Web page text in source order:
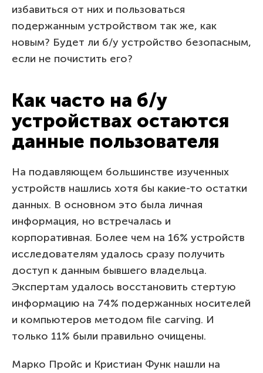
избавиться от них и пользоваться
подержанным устройством так же, как
новым? Будет ли б/у устройство безопасным,
если не почистить его?
Как часто на б/у
устройствах остаются
данные пользователя
На подавляющем большинстве изученных
устройств нашлись хотя бы какие-то остатки
данных. В основном это была личная
информация, но встречалась и
корпоративная. Более чем на 16% устройств
исследователям удалось сразу получить
доступ к данным бывшего владельца.
Экспертам удалось восстановить стертую
информацию на 74% подержанных носителей
и компьютеров методом file carving. И
только 11% были правильно очищены.
Марко Пройс и Кристиан Функ нашли на